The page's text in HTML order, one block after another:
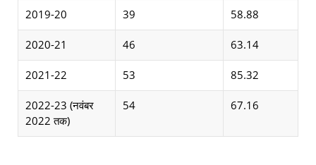
2019-20 39 58.88
2020-21 46 63.14
2021-22 53 85.32
2022-23 (नवंबर
2022 तक)
54 67.16